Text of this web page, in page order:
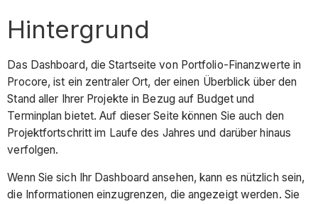
Hintergrund
Das Dashboard, die Startseite von Portfolio-Finanzwerte in
Procore, ist ein zentraler Ort, der einen Überblick über den
Stand aller Ihrer Projekte in Bezug auf Budget und
Terminplan bietet. Auf dieser Seite können Sie auch den
Projektfortschritt im Laufe des Jahres und darüber hinaus
verfolgen.
Wenn Sie sich Ihr Dashboard ansehen, kann es nützlich sein,
die Informationen einzugrenzen, die angezeigt werden. Sie